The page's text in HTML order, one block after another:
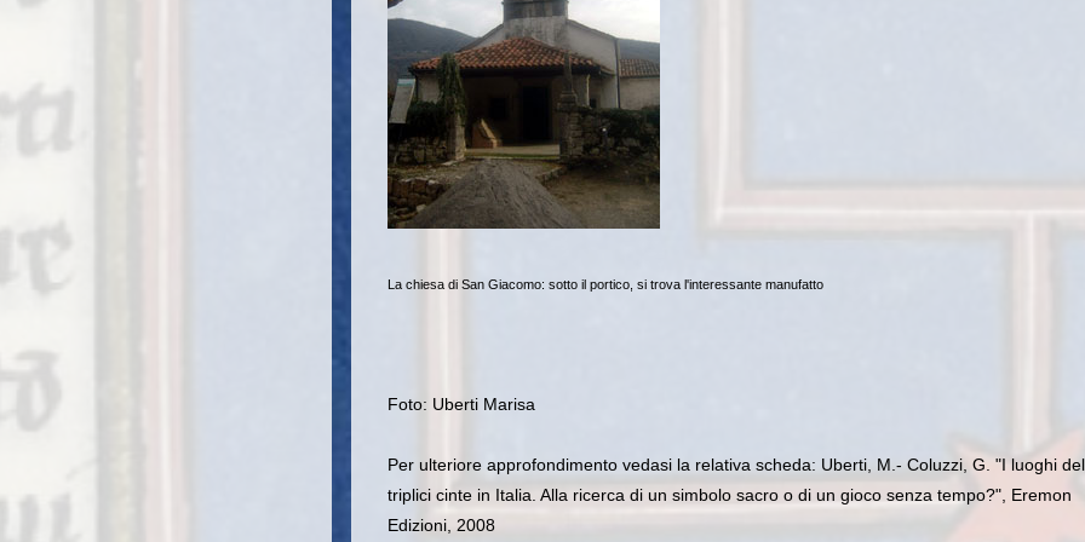
La chiesa di San Giacomo: sotto il portico, si trova l'interessante manufatto
Foto: Uberti Marisa
Per ulteriore approfondimento vedasi la relativa scheda: Uberti, M.- Coluzzi, G. "I luoghi
triplici cinte in Italia. Alla ricerca di un simbolo sacro o di un gioco senza tempo?", Eremon
Edizioni, 2008